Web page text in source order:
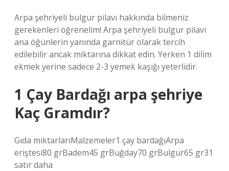
Arpa şehriyeli bulgur pilavı hakkında bilmeniz
gerekenleri öğrenelim! Arpa şehriyeli bulgur pilavı
ana öğünlerin yanında garnitür olarak tercih
edilebilir ancak miktarına dikkat edin. Yerken 1 dilim
ekmek yerine sadece 2-3 yemek kaşığı yeterlidir.
1 Çay Bardağı arpa şehriye
Kaç Gramdır?
Gıda miktarlarıMalzemeler1 çay bardağıArpa
eriştesi80 grBadem45 grBuğday70 grBulgur65 gr31
satır daha